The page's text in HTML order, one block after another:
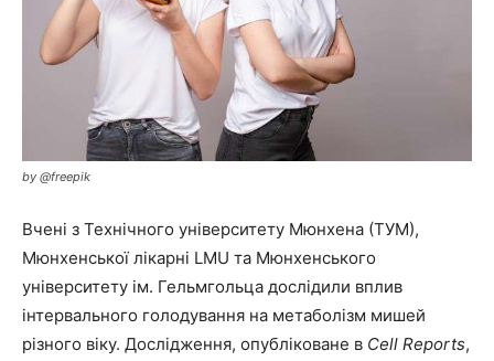
by @freepik
Вчені з Технічного університету Мюнхена (ТУМ),
Мюнхенської лікарні LMU та Мюнхенського
університету ім. Гельмгольца дослідили вплив
інтервального голодування на метаболізм мишей
різного віку. Дослідження, опубліковане в Cell Reports,